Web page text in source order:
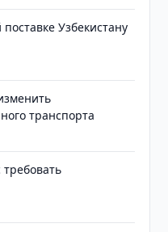
Узбекистану
транспорта